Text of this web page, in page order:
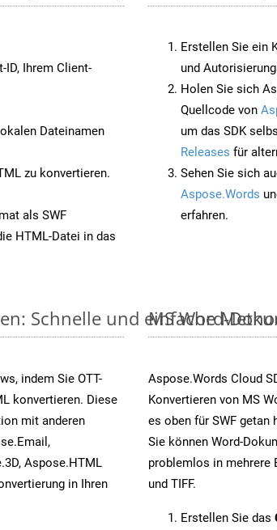
ID, Ihrem Client-
Dateinamen
zu konvertieren.
als SWF
HTML-Datei in das
Erstellen Sie ein
und
Holen Sie sich
Quellcode von
um das SDK
Releases für
Sehen Sie sich
Aspose.Words
erfahren.
Schnelle und einfache
indem Sie OTT-
konvertieren. Diese
mit anderen
Aspose.HTML
in Ihren
MS Word-
Aspose.Words Cloud
Konvertieren von MS
es oben für SWF getan
Sie können Word-
problemlos in mehrere
und TIFF.
Erstellen Sie das